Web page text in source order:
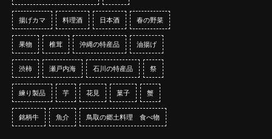
揚げカマ 料理酒 日本酒 春の野菜
果物 椎茸 沖縄の特産品 油揚げ
渋柿 瀬戸内海 石川の特産品 祭
練り製品 芋 花見 菓子 蟹
銘柄牛 魚介 鳥取の郷土料理 食べ物